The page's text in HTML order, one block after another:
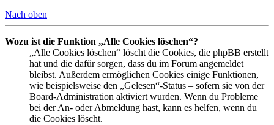
Nach oben
Wozu ist die Funktion „Alle Cookies löschen“?
„Alle Cookies löschen“ löscht die Cookies, die phpBB erstellt
hat und die dafür sorgen, dass du im Forum angemeldet
bleibst. Außerdem ermöglichen Cookies einige Funktionen,
wie beispielsweise den „Gelesen“-Status – sofern sie von der
Board-Administration aktiviert wurden. Wenn du Probleme
bei der An- oder Abmeldung hast, kann es helfen, wenn du
die Cookies löscht.